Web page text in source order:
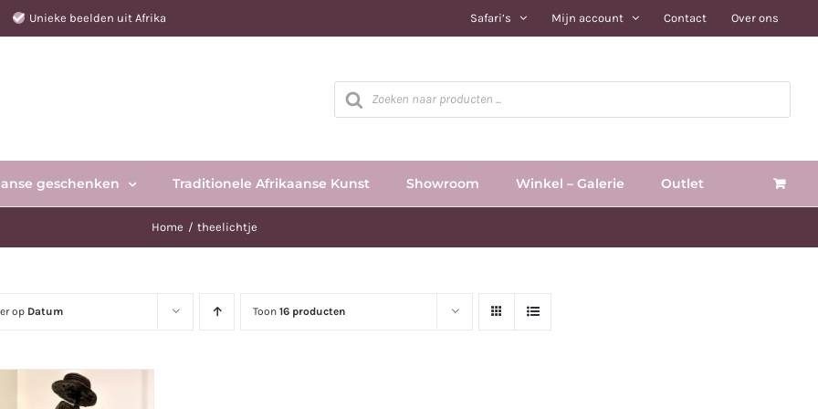
Unieke beelden uit Afrika Safari’s Mijn account Contact Over ons
Producten
zoeken
geschenken Traditionele Afrikaanse Kunst Showroom Winkel – Galerie Outlet
Home theelichtje
op Datum Toon16 producten